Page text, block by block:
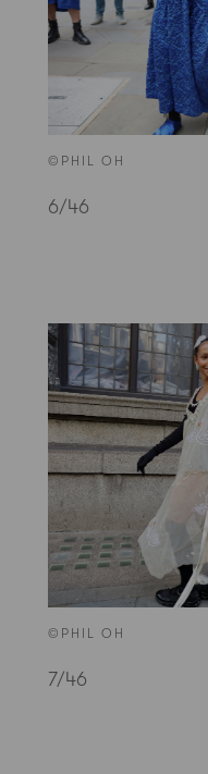
©PHIL OH
6/46
©PHIL OH
7/46